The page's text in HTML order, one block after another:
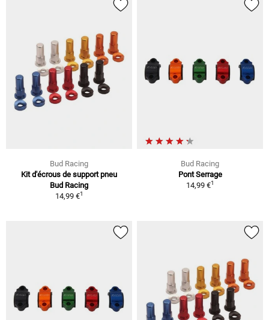
Bud Racing
Kit d'écrous de support pneu
Bud Racing
14,99 €1
Bud Racing
Pont Serrage
14,99 €1